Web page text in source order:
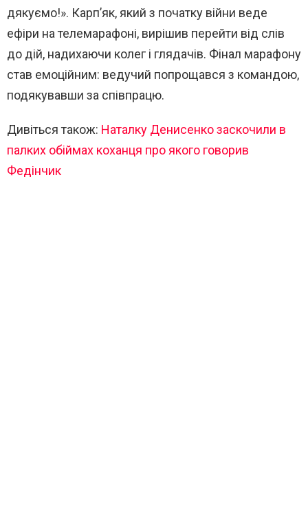
дякуємо!». Карп’як, який з початку війни веде
ефіри на телемарафоні, вирішив перейти від слів
до дій, надихаючи колег і глядачів. Фінал марафону
став емоційним: ведучий попрощався з командою,
подякувавши за співпрацю.
Дивіться також: Наталку Денисенко заскочили в
палких обіймах коханця про якого говорив
Федінчик